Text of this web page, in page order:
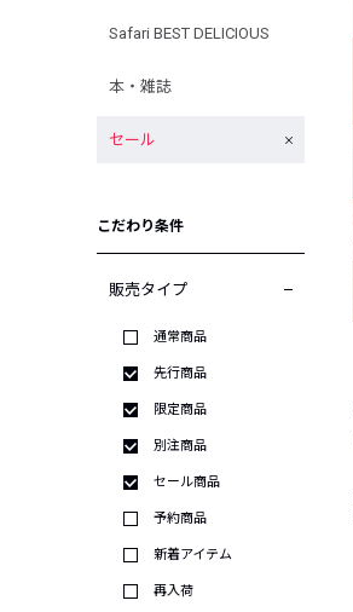
Safari BEST DELICIOUS
本・雑誌
セール
こだわり条件
販売タイプ
通常商品
先行商品
限定商品
別注商品
セール商品
予約商品
新着アイテム
再入荷